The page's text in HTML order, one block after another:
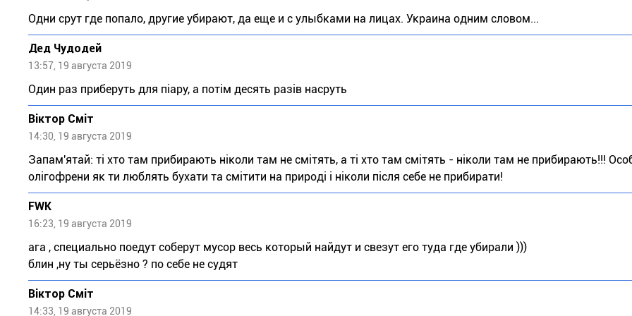
Одни срут где попало, другие убирают, да еще и с улыбками на лицах. Украина одним словом...
Дед Чудодей
13:57, 19 августа 2019
Один раз приберуть для піару, а потім десять разів насруть
Віктор Сміт
14:30, 19 августа 2019
Запам'ятай: ті хто там прибирають ніколи там не смітять, а ті хто там смітять - ніколи там не прибирають!!!
олігофрени як ти люблять бухати та смітити на природі і ніколи після себе не прибирати!
FWK
16:23, 19 августа 2019
ага , специально поедут соберут мусор весь который найдут и свезут его туда где убирали )))
блин ,ну ты серьёзно ? по себе не судят
Віктор Сміт
14:33, 19 августа 2019